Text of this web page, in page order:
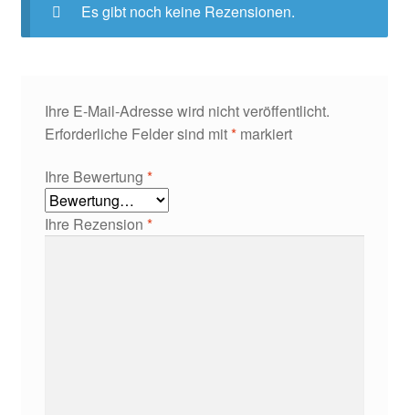
Es gibt noch keine Rezensionen.
Ihre E-Mail-Adresse wird nicht veröffentlicht.
Erforderliche Felder sind mit*markiert
Ihre Bewertung *
Ihre Rezension *